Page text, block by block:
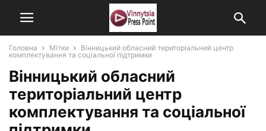
Головна Мітки
Вінницький обласний територіальний центр
комплектування та соціальної підтримки
Вінницький обласний
територіальний центр
комплектування та соціальної